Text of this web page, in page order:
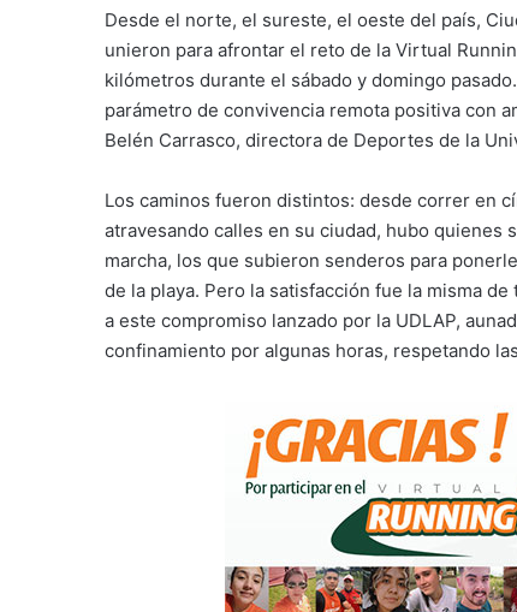
Desde el norte, el sureste, el oeste del país,
unieron para afrontar el reto de la Virtual
kilómetros durante el sábado y domingo
parámetro de convivencia remota positiva con
Belén Carrasco, directora de Deportes de la
Los caminos fueron distintos: desde correr en
atravesando calles en su ciudad, hubo quienes
marcha, los que subieron senderos para
de la playa. Pero la satisfacción fue la misma
a este compromiso lanzado por la UDLAP,
confinamiento por algunas horas, respetando